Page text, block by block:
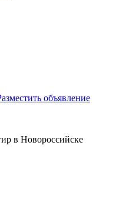
объявление
в Новороссийске